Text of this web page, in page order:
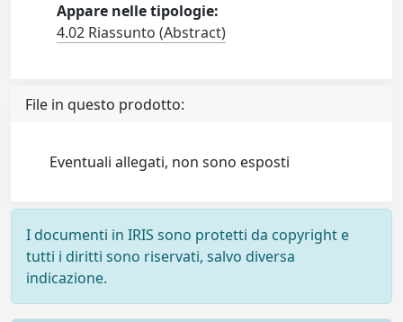
Appare nelle tipologie:
4.02 Riassunto (Abstract)
File in questo prodotto:
Eventuali allegati, non sono esposti
I documenti in IRIS sono protetti da copyright e
tutti i diritti sono riservati, salvo diversa
indicazione.